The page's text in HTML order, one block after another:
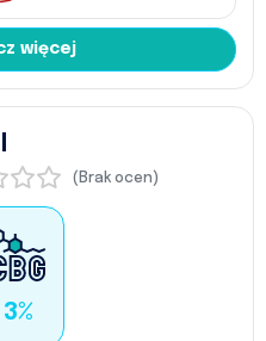
więcej
(Brak ocen)
3%